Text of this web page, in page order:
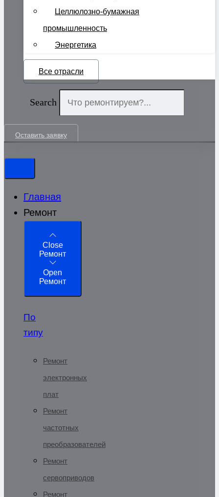
Целлюлозно-бумажная
промышленность
Энергетика
Все отрасли
Search
Оставить заявку
Главная
Ремонт
Close
Ремонт
Open
Ремонт
По
типу
Ремонт
электронных
плат
Ремонт
частотных
преобразователей
Ремонт
сервоприводов
Ремонт